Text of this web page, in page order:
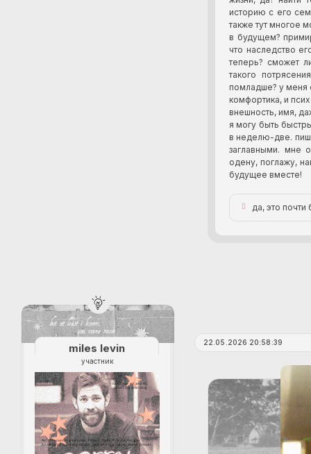
историю с его
также тут многое
в будущем?
что наследство
теперь? сможет
такого
помладше? у меня
комфортика, и
внешность, имя,
я могу быть
в неделю-две.
заглавными. мне
одену, поглажу,
будущее вместе!
да, это
22.05.2026 20:58:39
miles levin
участник